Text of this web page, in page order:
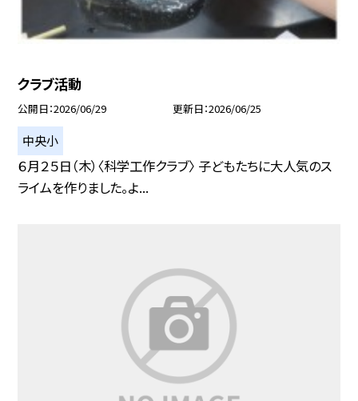
クラブ活動
公開日 2026/06/29 更新日 2026/06/25
中央小
６月２５日（木）〈科学工作クラブ〉 子どもたちに大人気のス
ライムを作りました。よ...